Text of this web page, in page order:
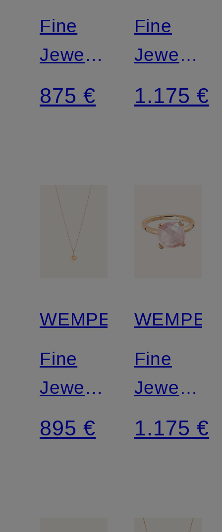
Fine
Jewelry
Ohrringe
ONE
875 €
Fine
Jewelry
Ring
TWIST
1.175 €
WEMPE
Fine
Jewelry
Anhänger
BASICS
895 €
WEMPE
Fine
Jewelry
Ring
TWIST
1.175 €